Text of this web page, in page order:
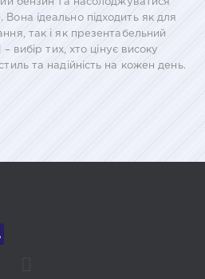
бензин та насолоджуватися
ідеально підходить як для
так і як презентабельний
вибір тих, хто цінує високу
та надійність на кожен день.